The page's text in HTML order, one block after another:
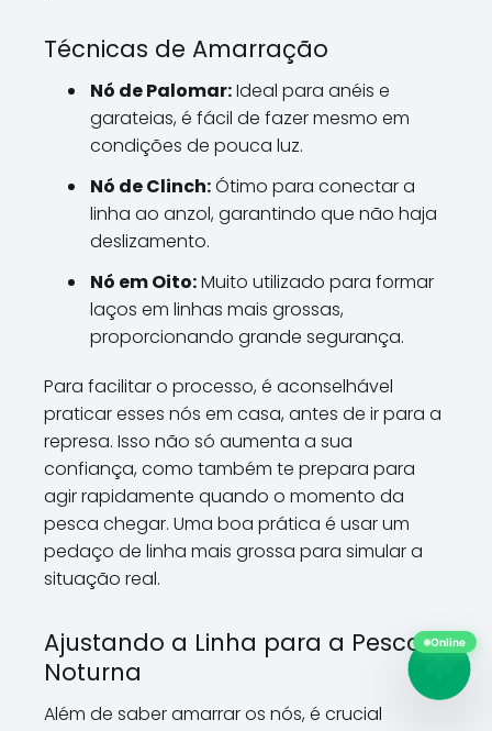
Técnicas de Amarração
Nó de Palomar:Ideal para anéis e
garateias, é fácil de fazer mesmo em
condições de pouca luz.
Nó de Clinch:Ótimo para conectar a
linha ao anzol, garantindo que não haja
deslizamento.
Nó em Oito:Muito utilizado para formar
laços em linhas mais grossas,
proporcionando grande segurança.
Para facilitar o processo, é aconselhável
praticar esses nós em casa, antes de ir para a
represa. Isso não só aumenta a sua
confiança, como também te prepara para
agir rapidamente quando o momento da
pesca chegar. Uma boa prática é usar um
pedaço de linha mais grossa para simular a
situação real.
Ajustando a Linha para a Pesca
Noturna
Além de saber amarrar os nós, é crucial
Online